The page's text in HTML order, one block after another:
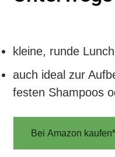
kleine, runde
auch ideal zur
festen Shampoos
Bei Amazon kaufen*